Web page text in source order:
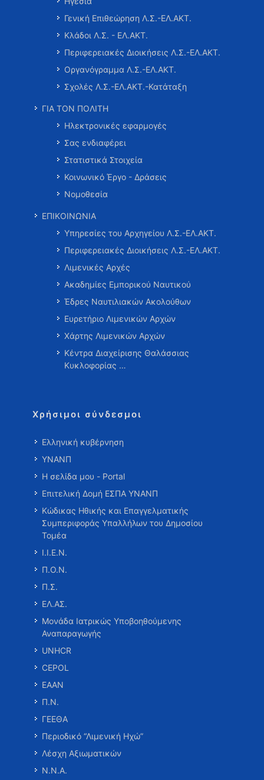
Γενική Επιθεώρηση Λ.Σ.-ΕΛ.ΑΚΤ.
Κλάδοι Λ.Σ. - ΕΛ.ΑΚΤ.
Περιφερειακές Διοικήσεις Λ.Σ.-ΕΛ.ΑΚΤ.
Οργανόγραμμα Λ.Σ.-ΕΛ.ΑΚΤ.
Σχολές Λ.Σ.-ΕΛ.ΑΚΤ.-Κατάταξη
ΓΙΑ ΤΟΝ ΠΟΛΙΤΗ
Ηλεκτρονικές εφαρμογές
Σας ενδιαφέρει
Στατιστικά Στοιχεία
Κοινωνικό Έργο - Δράσεις
Νομοθεσία
ΕΠΙΚΟΙΝΩΝΙΑ
Υπηρεσίες του Αρχηγείου Λ.Σ.-ΕΛ.ΑΚΤ.
Περιφερειακές Διοικήσεις Λ.Σ.-ΕΛ.ΑΚΤ.
Λιμενικές Αρχές
Ακαδημίες Εμπορικού Ναυτικού
Έδρες Ναυτιλιακών Ακολούθων
Ευρετήριο Λιμενικών Αρχών
Χάρτης Λιμενικών Αρχών
Κέντρα Διαχείρισης Θαλάσσιας
Κυκλοφορίας …
Χρήσιμοι σύνδεσμοι
Ελληνική κυβέρνηση
ΥΝΑΝΠ
Η σελίδα μου - Portal
Επιτελική Δομή ΕΣΠΑ ΥΝΑΝΠ
Κώδικας Ηθικής και Επαγγελματικής
Συμπεριφοράς Υπαλλήλων του Δημοσίου
Τομέα
Ι.Ι.Ε.Ν.
Π.Ο.Ν.
Π.Σ.
ΕΛ.ΑΣ.
Μονάδα Ιατρικώς Υποβοηθούμενης
Αναπαραγωγής
UNHCR
CEPOL
ΕΑΑΝ
Π.Ν.
ΓΕΕΘΑ
Περιοδικό “Λιμενική Ηχώ”
Λέσχη Αξιωματικών
Ν.Ν.Α.